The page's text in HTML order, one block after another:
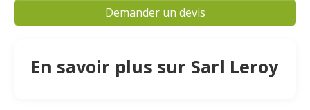
Demander un devis
En savoir plus sur Sarl Leroy